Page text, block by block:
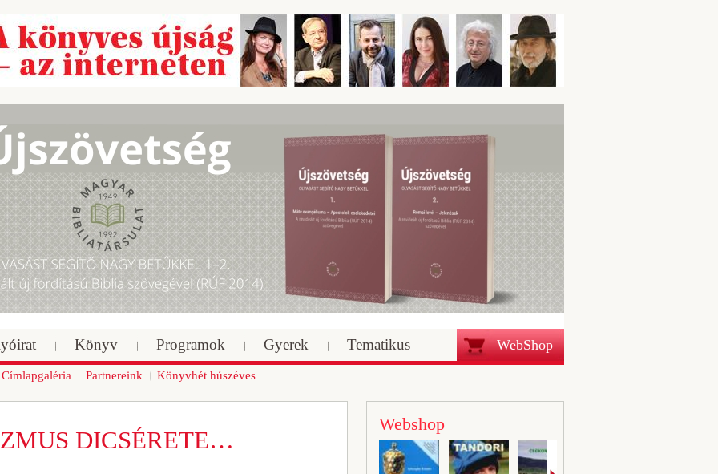
WebShop
Könyv Programok Gyerek Tematikus
Címlapgaléria Partnereink Könyvhét húszéves
DICSÉRETE…
Webshop